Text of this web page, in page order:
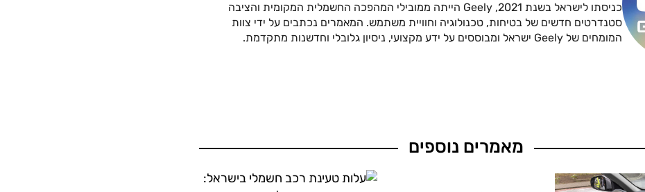
כניסתו לישראל בשנת 2021, Geely הייתה ממובילי המהפכה החשמלית המקומית והציבה
סטנדרטים חדשים של בטיחות, טכנולוגיה וחוויית משתמש. המאמרים נכתבים על ידי צוות
המומחים של Geely ישראל ומבוססים על ידע מקצועי, ניסיון גלובלי וחדשנות מתקדמת.
מאמרים נוספים